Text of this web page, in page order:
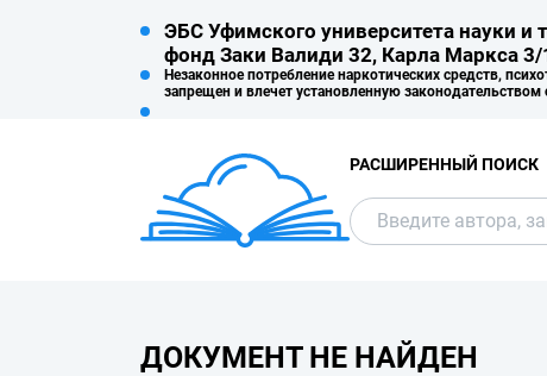
ЭБС Уфимского университета науки и
фонд Заки Валиди 32, Карла Маркса 3/
Незаконное потребление наркотических средств,
запрещен и влечет установленную законодательством
РАСШИРЕННЫЙ ПОИСК
ДОКУМЕНТ НЕ НАЙДЕН